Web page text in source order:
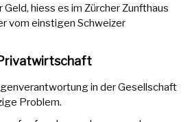
Geld, hiess es im Zürcher Zunfthaus
vom einstigen Schweizer
in der Gesellschaft
Problem.